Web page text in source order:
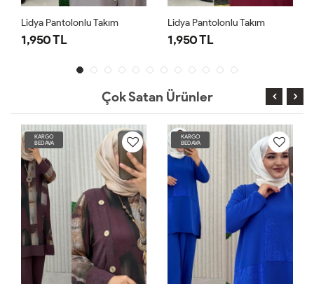
Lidya Pantolonlu Takım
1,950 TL
Lidya Pantolonlu Takım
1,950 TL
Çok Satan Ürünler
KARGO
BEDAVA
KARGO
BEDAVA